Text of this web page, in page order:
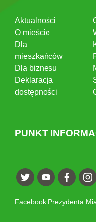
Aktualności
O mieście
Dla
mieszkańców
Dla biznesu
Deklaracja
dostępności
PUNKT
Facebook Prezydenta